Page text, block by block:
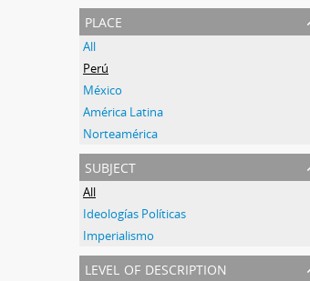
place
All
Perú
México
América Latina
Norteamérica
subject
All
Ideologías Políticas
Imperialismo
level of description